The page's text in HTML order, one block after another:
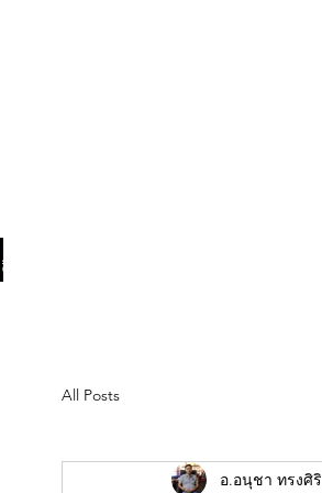
วส์
สื่อลึกวงการสงฆ์ เจาะตรงพระเครื่อง
All Posts
อ.อนุชา ทรงศิริ